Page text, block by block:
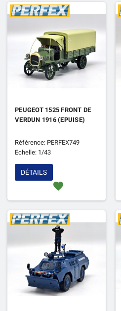
PEUGEOT 1525 FRONT DE
VERDUN 1916 (EPUISE)
Référence: PERFEX749
Echelle: 1/43
favorite
DÉTAILS